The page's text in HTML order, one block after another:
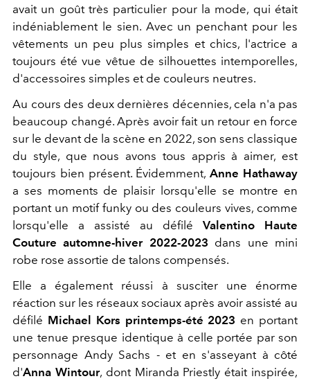
avait un goût très particulier pour la mode, qui était
indéniablement le sien. Avec un penchant pour les
vêtements un peu plus simples et chics, l'actrice a
toujours été vue vêtue de silhouettes intemporelles,
d'accessoires simples et de couleurs neutres.
Au cours des deux dernières décennies, cela n'a pas
beaucoup changé. Après avoir fait un retour en force
sur le devant de la scène en 2022, son sens classique
du style, que nous avons tous appris à aimer, est
toujours bien présent. Évidemment,Anne Hathaway
a ses moments de plaisir lorsqu'elle se montre en
portant un motif funky ou des couleurs vives, comme
lorsqu'elle a assisté au défilé Valentino Haute
Couture automne-hiver 2022-2023 dans une mini
robe rose assortie de talons compensés.
Elle a également réussi à susciter une énorme
réaction sur les réseaux sociaux après avoir assisté au
défilé Michael Kors printemps-été 2023 en portant
une tenue presque identique à celle portée par son
personnage Andy Sachs - et en s'asseyant à côté
d'Anna Wintour, dont Miranda Priestly était inspirée,